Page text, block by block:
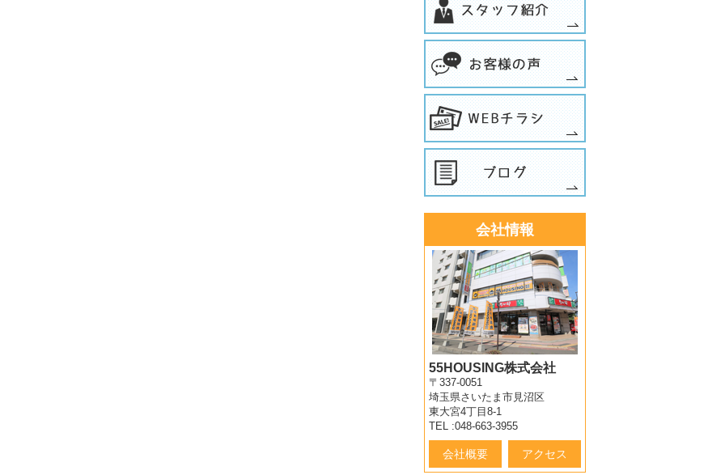
会社情報
55HOUSING株式会社
〒337-0051
埼玉県さいたま市見沼区
東大宮4丁目8-1
TEL :048-663-3955
会社概要 アクセス